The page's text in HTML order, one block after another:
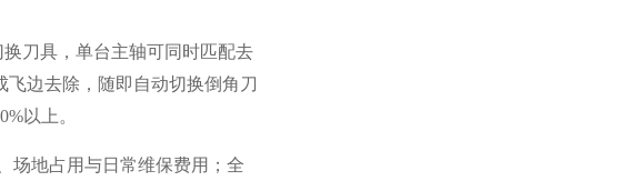
刀具，单台主轴可同时匹配去
边去除，随即自动切换倒角刀
以上。
场地占用与日常维保费用；全